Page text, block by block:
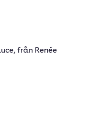
, från Renée